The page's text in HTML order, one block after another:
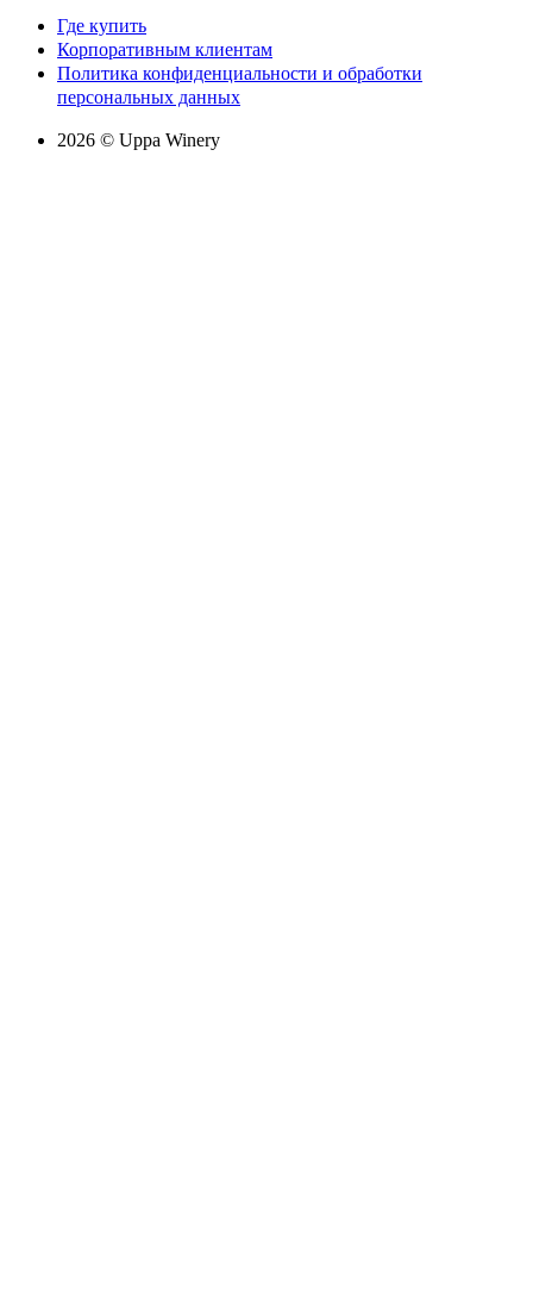
Где купить
Корпоративным клиентам
Политика конфиденциальности и обработки
персональных данных
2026 © Uppa Winery